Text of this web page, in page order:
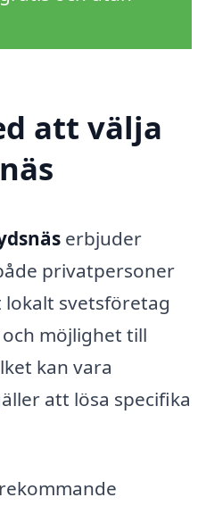
att välja
erbjuder
privatpersoner
svetsföretag
möjlighet till
kan vara
att lösa specifika